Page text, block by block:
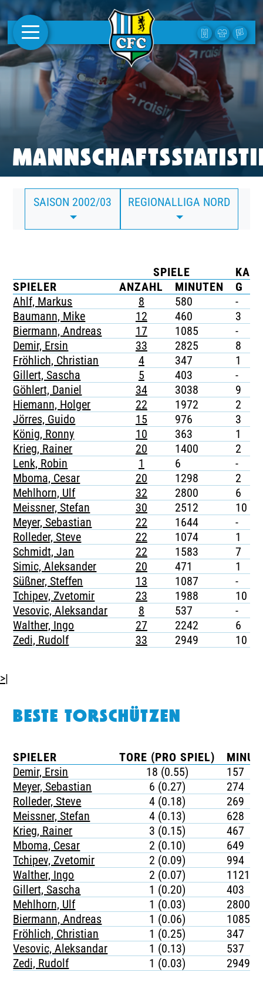
AKTUELLES
1. MANNSCHAFT
FRAUEN
CAMPUS
CLUB
CLUBMITGLIEDSCHAFT
BUSINESS
TICKETING
SAISON 2002/03 REGIONALLIGA NORD
SPIELE
SPIELER
ANZAHL MINUTEN G
Ahlf, Markus
8 580 -
Baumann, Mike
12 460 3
Biermann, Andreas
17 1085 -
Demir, Ersin
33 2825 8
Fröhlich, Christian
4 347 1
Gillert, Sascha
5 403 -
Göhlert, Daniel
34 3038 9
Hiemann, Holger
22 1972 2
Jörres, Guido
15 976 3
König, Ronny
10 363 1
Krieg, Rainer
20 1400 2
Lenk, Robin
1 6 -
Mboma, Cesar
20 1298 2
Mehlhorn, Ulf
32 2800 6
Meissner, Stefan
30 2512 10
Meyer, Sebastian
22 1644 -
Rolleder, Steve
22 1074 1
Schmidt, Jan
22 1583 7
Simic, Aleksander
20 471 1
Süßner, Steffen
13 1087 -
Tchipev, Zvetomir
23 1988 10
Vesovic, Aleksandar
8 537 -
Walther, Ingo
27 2242 6
Zedi, Rudolf
33 2949 10
>|
BESTE TORSCHÜTZEN
SPIELER TORE (PRO SPIEL)
Demir, Ersin
18 (0.55)
157
Meyer, Sebastian
6 (0.27)
274
Rolleder, Steve
4 (0.18)
269
Meissner, Stefan
4 (0.13)
628
Krieg, Rainer
3 (0.15)
467
Mboma, Cesar
2 (0.10)
649
Tchipev, Zvetomir
2 (0.09)
994
Walther, Ingo
2 (0.07)
1121
Gillert, Sascha
1 (0.20)
403
Mehlhorn, Ulf
1 (0.03)
2800
Biermann, Andreas
1 (0.06)
1085
Fröhlich, Christian
1 (0.25)
347
Vesovic, Aleksandar
1 (0.13)
537
Zedi, Rudolf
1 (0.03) 2949